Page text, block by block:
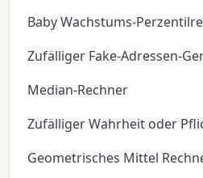
Baby Wachstums-
Zufälliger Fake-Adressen-
Median-Rechner
Zufälliger Wahrheit oder
Geometrisches Mittel